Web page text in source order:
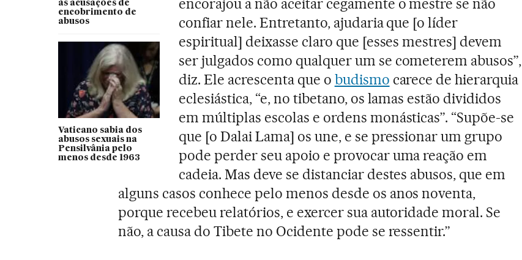
às acusações de
encobrimento de
abusos
Vaticano sabia dos
abusos sexuais na
Pensilvânia pelo
menos desde 1963
encorajou a não aceitar cegamente o mestre se não
confiar nele. Entretanto, ajudaria que [o líder
espiritual] deixasse claro que [esses mestres] devem
ser julgados como qualquer um se cometerem abusos”,
diz. Ele acrescenta que o budismo carece de hierarquia
eclesiástica, “e, no tibetano, os lamas estão divididos
em múltiplas escolas e ordens monásticas”. “Supõe-se
que [o Dalai Lama] os une, e se pressionar um grupo
pode perder seu apoio e provocar uma reação em
cadeia. Mas deve se distanciar destes abusos, que em
alguns casos conhece pelo menos desde os anos noventa,
porque recebeu relatórios, e exercer sua autoridade moral. Se
não, a causa do Tibete no Ocidente pode se ressentir.”